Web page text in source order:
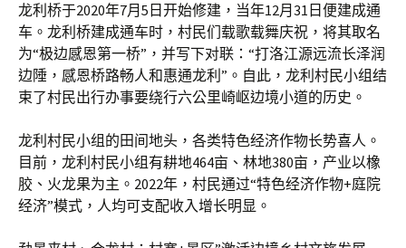
龙利桥于2020年7月5日开始修建，当年12月31日便建成通
车。龙利桥建成通车时，村民们载歌载舞庆祝，将其取名
为“极边感恩第一桥”，并写下对联：“打洛江源远流长泽润
边陲，感恩桥路畅人和惠通龙利”。自此，龙利村民小组结
束了村民出行办事要绕行六公里崎岖边境小道的历史。
龙利村民小组的田间地头，各类特色经济作物长势喜人。
目前，龙利村民小组有耕地464亩、林地380亩，产业以橡
胶、火龙果为主。2022年，村民通过“特色经济作物+庭院
经济”模式，人均可支配收入增长明显。